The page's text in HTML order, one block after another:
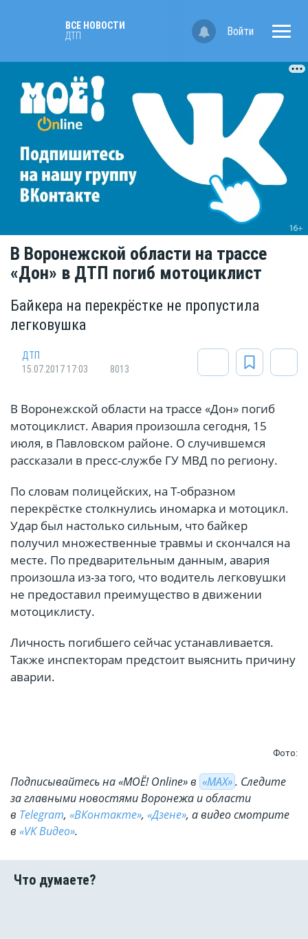
ВСЕ НОВОСТИ
ДТП
Войти
В Воронежской области на трассе
«Дон» в ДТП погиб мотоциклист
Байкера на перекрёстке не пропустила
легковушка
ДТП
15.07.2017 17:03
8013
В Воронежской области на трассе «Дон» погиб
мотоциклист. Авария произошла сегодня, 15
июля, в Павловском районе. О случившемся
рассказали в пресс-службе ГУ МВД по региону.
По словам полицейских, на Т-образном
перекрёстке столкнулись иномарка и мотоцикл.
Удар был настолько сильным, что байкер
получил множественные травмы и скончался на
месте. По предварительным данным, авария
произошла из-за того, что водитель легковушки
не предоставил преимущество в движении
мотоциклисту.
Личность погибшего сейчас устанавливается.
Также инспекторам предстоит выяснить причину
аварии.
Фото:
Подписывайтесь на «МОЁ! Online» в «МАХ». Cледите
за главными новостями Воронежа и области
в Telegram, «ВКонтакте», «Дзене», а видео смотрите
в «VK Видео».